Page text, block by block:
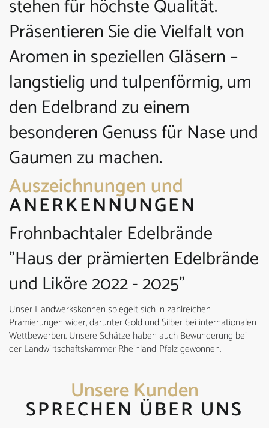
stehen für höchste Qualität.
Präsentieren Sie die Vielfalt von
Aromen in speziellen Gläsern –
langstielig und tulpenförmig, um
den Edelbrand zu einem
besonderen Genuss für Nase und
Gaumen zu machen.
Auszeichnungen und
ANERKENNUNGEN
Frohnbachtaler Edelbrände
"Haus der prämierten Edelbrände
und Liköre 2022 - 2025"
Unser Handwerkskönnen spiegelt sich in zahlreichen
Prämierungen wider, darunter Gold und Silber bei internationalen
Wettbewerben. Unsere Schätze haben auch Bewunderung bei
der Landwirtschaftskammer Rheinland-Pfalz gewonnen.
Unsere Kunden
SPRECHEN ÜBER UNS